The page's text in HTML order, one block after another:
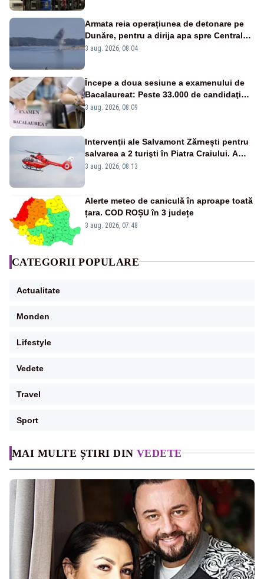
MAI MULTE ȘTIRI DIN VEDETE
Armata reia operațiunea de detonare pe
Dunăre, pentru a dirija apa spre Centrala
Cernavodă
3 aug. 2026, 08:04
Începe a doua sesiune a examenului de
Bacalaureat: Peste 33.000 de candidaţi
înscrişi
3 aug. 2026, 08:09
Intervenţii ale Salvamont Zărnești pentru
salvarea a 2 turişti în Piatra Craiului. A
fost solicitat elicopterul SMURD
3 aug. 2026, 08:13
Alerte meteo de caniculă în aproape toată
țara. COD ROȘU în 3 județe
3 aug. 2026, 07:48
CATEGORII POPULARE
Actualitate
Monden
Lifestyle
Vedete
Travel
Sport